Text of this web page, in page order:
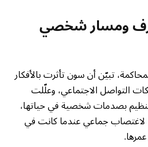
ومسار شخصي
تبيّن أن سون تأثرت بالأفكار
التواصل الاجتماعي، وعلّلت
بصدمات شخصية في حياتها،
لاغتصاب جماعي عندما كانت في